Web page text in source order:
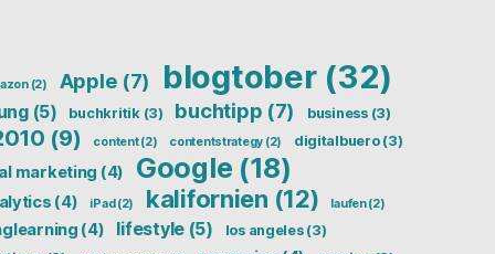
(2) Apple (7) blogtober(32)
(5) buchkritik(3) buchtipp (7) business(3)
(9) content(2) contentstrategy (2) digitalbuero(3)
marketing (4) Google (18)
(4) iPad (2) kalifornien (12) laufen(2)
(4) lifestyle (5) los angeles(3)